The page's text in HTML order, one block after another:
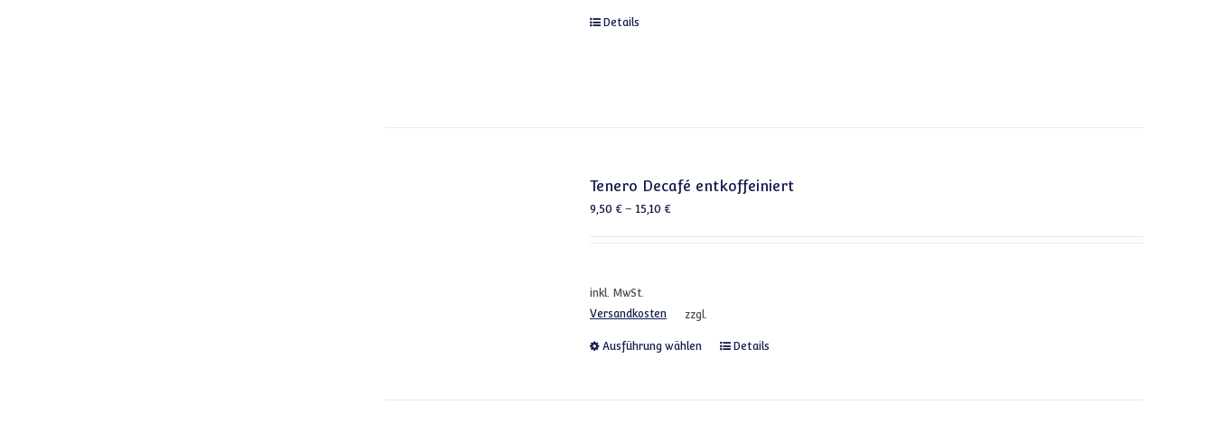
Details
Tenero Decafé entkoffeiniert
9,50 €– 15,10 €
inkl. MwSt.
zzgl.
Versandkosten
Ausführung wählen Dieses Produkt weist mehrere Varianten auf. Die Optionen können auf der
Details